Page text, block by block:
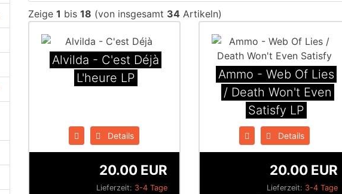
Zeige 1 bis 18 (von insgesamt 34 Artikeln)
Alvilda - C'est Déjà
L'heure LP
Details
Lieferzeit: 3-4 Tage
20.00 EUR
Ammo - Web Of Lies
/ Death Won't Even
Satisfy LP
Details
Lieferzeit: 3-4 Tage
20.00 EUR